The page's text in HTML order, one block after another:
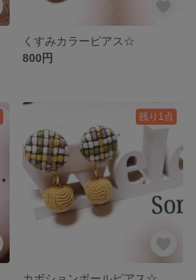
くすみカラーピアス☆
800円
残り1点